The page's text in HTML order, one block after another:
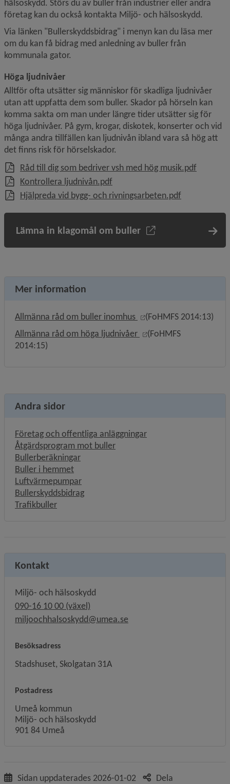
hälsoskydd. Störs du av buller från industrier eller andra
företag kan du också kontakta Miljö- och hälsoskydd.
Via länken "Bullerskyddsbidrag" i menyn kan du läsa mer
om du kan få bidrag med anledning av buller från
kommunala gator.
Höga ljudnivåer
Alltför ofta utsätter sig människor för skadliga ljudnivåer
utan att uppfatta dem som buller. Skador på hörseln kan
komma sakta om man under längre tider utsätter sig för
höga ljudnivåer. På gym, krogar, diskotek, konserter och vid
många andra tillfällen kan ljudnivån ibland vara så hög att
det finns risk för hörselskador.
Råd till dig som bedriver vsh med hög musik.pdf, 138.6
Kontrollera ljudnivån.pdf, 572.4 kB.
Hjälpreda vid bygg- och rivningsarbeten.pdf, 362.4 kB.
Lämna in klagomål om buller
Mer information
Allmänna råd om buller inomhus Länk till annan
(FoHMFS 2014:13)
Allmänna råd om höga ljudnivåer
Länk till annan
(FoHMFS
2014:15)
Andra sidor
Företag och offentliga anläggningar
Åtgärdsprogram mot buller
Bullerberäkningar
Buller i hemmet
Luftvärmepumpar
Bullerskyddsbidrag
Trafikbuller
Kontakt
Miljö- och hälsoskydd
090-16 10 00 (växel)
miljoochhalsoskydd@umea.se
Besöksadress
Stadshuset, Skolgatan 31A
Postadress
Umeå kommun
Miljö- och hälsoskydd
901 84 Umeå
Sidan uppdaterades 2026-01-02 Dela